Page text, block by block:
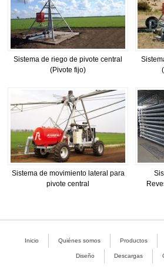
Sistema de riego de pivote central
(Pivote fijo)
Sistema de movimiento lateral para
pivote central
Inicio Quiénes somos Productos
Diseño Descargas